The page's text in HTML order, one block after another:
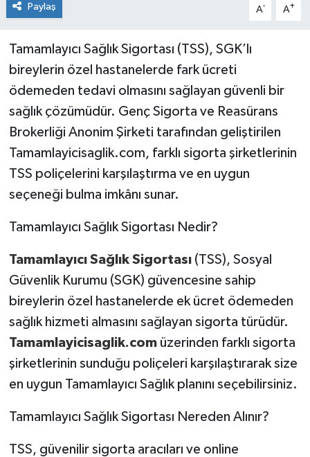
Paylaş A- A+
Tamamlayıcı Sağlık Sigortası (TSS), SGK’lı
bireylerin özel hastanelerde fark ücreti
ödemeden tedavi olmasını sağlayan güvenli bir
sağlık çözümüdür. Genç Sigorta ve Reasürans
Brokerliği Anonim Şirketi tarafından geliştirilen
Tamamlayicisaglik.com, farklı sigorta şirketlerinin
TSS poliçelerini karşılaştırma ve en uygun
seçeneği bulma imkânı sunar.
Tamamlayıcı Sağlık Sigortası Nedir?
Tamamlayıcı Sağlık Sigortası(TSS), Sosyal
Güvenlik Kurumu (SGK) güvencesine sahip
bireylerin özel hastanelerde ek ücret ödemeden
sağlık hizmeti almasını sağlayan sigorta türüdür.
Tamamlayicisaglik.comüzerinden farklı sigorta
şirketlerinin sunduğu poliçeleri karşılaştırarak size
en uygun Tamamlayıcı Sağlık planını seçebilirsiniz.
Tamamlayıcı Sağlık Sigortası Nereden Alınır?
TSS, güvenilir sigorta aracıları ve online